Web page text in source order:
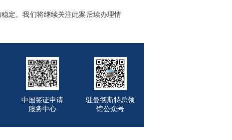
定。我们将继续关注此案后续办理情
中国签证申请
服务中心
驻曼彻斯特总领
馆公众号